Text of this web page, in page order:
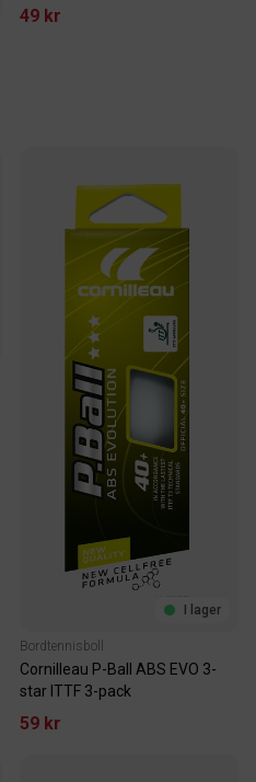
49 kr
I lager
Bordtennisboll
Cornilleau P-Ball ABS EVO 3-
star ITTF 3-pack
59 kr